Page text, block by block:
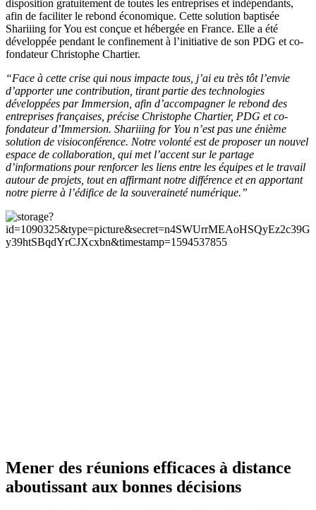
disposition gratuitement de toutes les entreprises et indépendants,
afin de faciliter le rebond économique. Cette solution baptisée
Shariiing for You est conçue et hébergée en France. Elle a été
développée pendant le confinement à l’initiative de son PDG et co-
fondateur Christophe Chartier.
“Face à cette crise qui nous impacte tous, j’ai eu très tôt l’envie
d’apporter une contribution, tirant partie des technologies
développées par Immersion, afin d’accompagner le rebond des
entreprises françaises, précise Christophe Chartier, PDG et co-
fondateur d’Immersion. Shariiing for You n’est pas une énième
solution de visioconférence. Notre volonté est de proposer un nouvel
espace de collaboration, qui met l’accent sur le partage
d’informations pour renforcer les liens entre les équipes et le travail
autour de projets, tout en affirmant notre différence et en apportant
notre pierre à l’édifice de la souveraineté numérique.”
Mener des réunions efficaces à distance
aboutissant aux bonnes décisions